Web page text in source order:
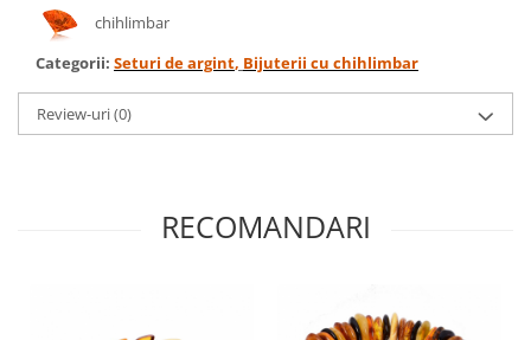
chihlimbar
Categorii: Seturi de argint, Bijuterii cu chihlimbar
Review-uri(0)
RECOMANDARI